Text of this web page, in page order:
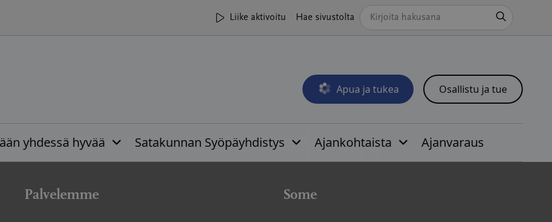
Liike aktivoitu Hae sivustolta
Apua ja tukea
Avautuu uudessa ikkunassaOsallistu ja tue
yhdessä hyvää Satakunnan Syöpäyhdistys Ajankohtaista Ajanvaraus
Palvelemme Some